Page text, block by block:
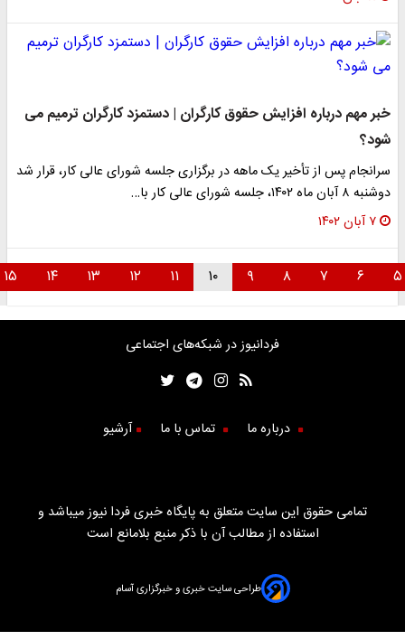
خبر مهم درباره افزایش حقوق کارگران | دستمزد کارگران ترمیم می
شود؟
سرانجام پس از تأخیر یک ماهه در برگزاری جلسه شورای عالی کار، قرار شد
دوشنبه ۸ آبان ماه ۱۴۰۲، جلسه شورای عالی کار با…
۷ آبان ۱۴۰۲
۱۲ ۱۳ ۱۴ ۱۵
فردانیوز در شبکه‌های اجتماعی
درباره ما تماس با ما آرشیو
تمامی حقوق این سایت متعلق به پایگاه خبری فردا نیوز میباشد و
استفاده از مطالب آن با ذکر منبع بلامانع است
طراحی سایت خبری و خبرگزاری آسام